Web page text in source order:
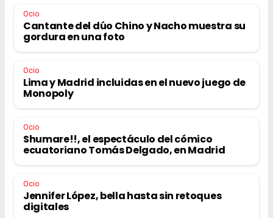
Ocio
Cantante del dúo Chino y Nacho muestra su
gordura en una foto
Ocio
Lima y Madrid incluidas en el nuevo juego de
Monopoly
Ocio
Shumare!!, el espectáculo del cómico
ecuatoriano Tomás Delgado, en Madrid
Ocio
Jennifer López, bella hasta sin retoques
digitales